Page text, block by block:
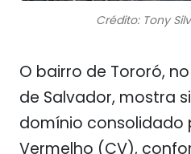
Crédito: Tony
O bairro de Tororó,
de Salvador, mostra
domínio consolidado
Vermelho (CV),